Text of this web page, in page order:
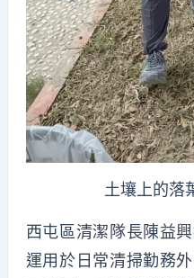
土壤上的落
西屯區清潔隊長陳益
運用於日常清掃勤務